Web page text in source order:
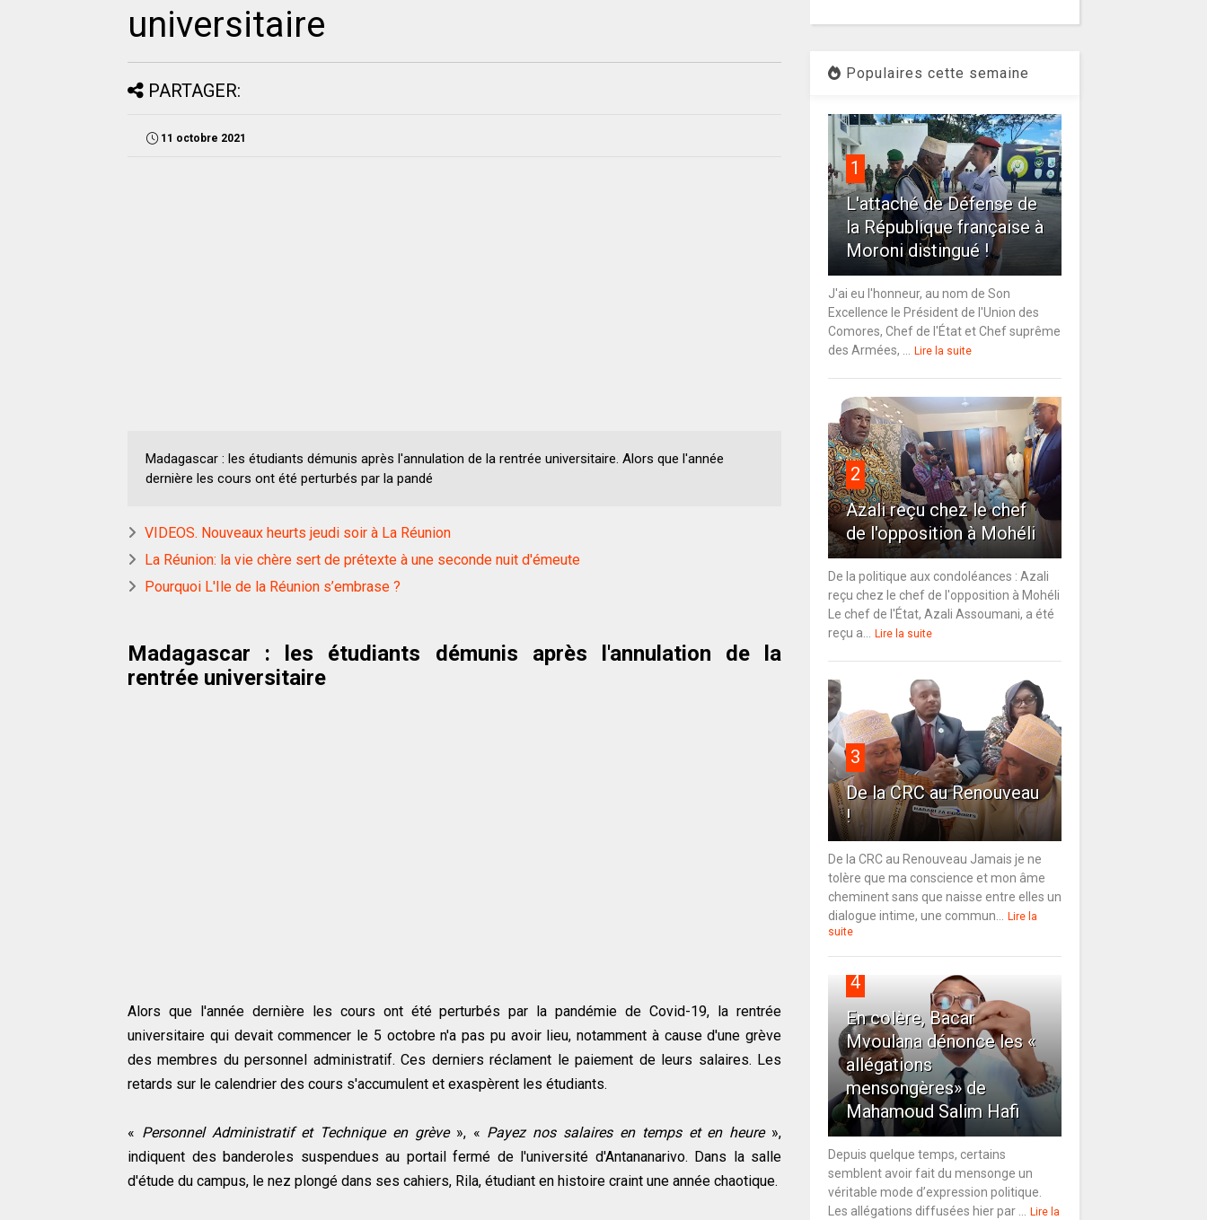
universitaire
PARTAGER:
11 octobre 2021
Madagascar : les étudiants démunis après l'annulation de la rentrée universitaire. Alors que l'année
dernière les cours ont été perturbés par la pandé
VIDEOS. Nouveaux heurts jeudi soir à La Réunion
La Réunion: la vie chère sert de prétexte à une seconde nuit d'émeute
Pourquoi L'Ile de la Réunion s’embrase ?
Madagascar : les étudiants démunis après l'annulation de la
rentrée universitaire
Alors que l'année dernière les cours ont été perturbés par la pandémie de Covid-19, la rentrée
universitaire qui devait commencer le 5 octobre n'a pas pu avoir lieu, notamment à cause d'une grève
des membres du personnel administratif. Ces derniers réclament le paiement de leurs salaires. Les
retards sur le calendrier des cours s'accumulent et exaspèrent les étudiants.
« Personnel Administratif et Technique en grève », « Payez nos salaires en temps et en heure»,
indiquent des banderoles suspendues au portail fermé de l'université d'Antananarivo. Dans la salle
d'étude du campus, le nez plongé dans ses cahiers, Rila, étudiant en histoire craint une année chaotique.
Populaires cette semaine
1
L'attaché de Défense de
la République française à
Moroni distingué !
J'ai eu l'honneur, au nom de Son
Excellence le Président de l'Union des
Comores, Chef de l'État et Chef suprême
des Armées, ...
Lire la suite
2
Azali reçu chez le chef
de l'opposition à Mohéli
De la politique aux condoléances : Azali
reçu chez le chef de l'opposition à Mohéli
Le chef de l'État, Azali Assoumani, a été
reçu a...
Lire la suite
3
De la CRC au Renouveau
!
De la CRC au Renouveau Jamais je ne
tolère que ma conscience et mon âme
cheminent sans que naisse entre elles un
dialogue intime, une commun...
Lire la
suite
4
En colère, Bacar
Mvoulana dénonce les «
allégations
mensongères» de
Mahamoud Salim Hafi
Depuis quelque temps, certains
semblent avoir fait du mensonge un
véritable mode d’expression politique.
Les allégations diffusées hier par ...
Lire la